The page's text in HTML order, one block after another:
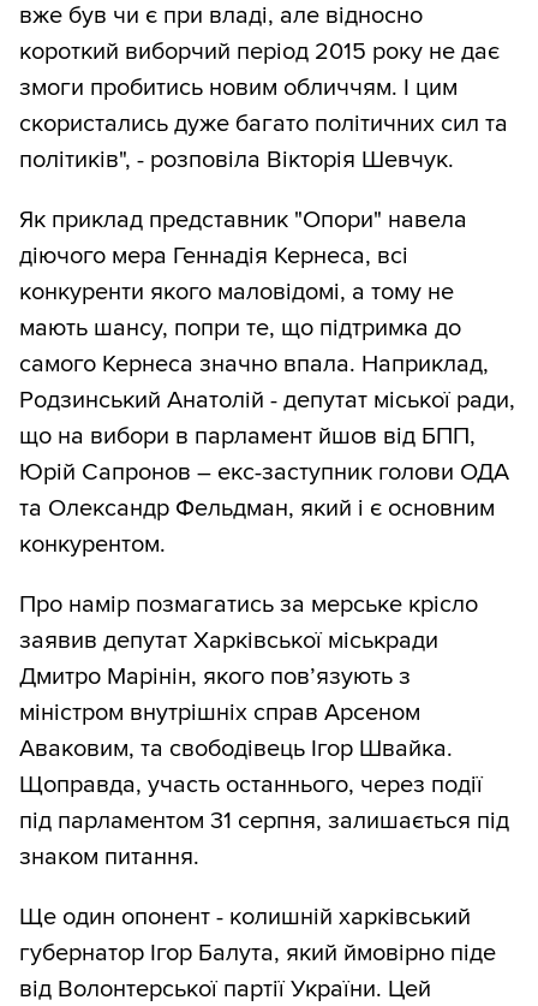
вже був чи є при владі, але відносно
короткий виборчий період 2015 року не дає
змоги пробитись новим обличчям. І цим
скористались дуже багато політичних сил та
політиків", - розповіла Вікторія Шевчук.
Як приклад представник "Опори" навела
діючого мера Геннадія Кернеса, всі
конкуренти якого маловідомі, а тому не
мають шансу, попри те, що підтримка до
самого Кернеса значно впала. Наприклад,
Родзинський Анатолій - депутат міської ради,
що на вибори в парламент йшов від БПП,
Юрій Сапронов – екс-заступник голови ОДА
та Олександр Фельдман, який і є основним
конкурентом.
Про намір позмагатись за мерське крісло
заявив депутат Харківської міськради
Дмитро Марінін, якого пов’язують з
міністром внутрішніх справ Арсеном
Аваковим, та свободівець Ігор Швайка.
Щоправда, участь останнього, через події
під парламентом 31 серпня, залишається під
знаком питання.
Ще один опонент - колишній харківський
губернатор Ігор Балута, який ймовірно піде
від Волонтерської партії України. Цей